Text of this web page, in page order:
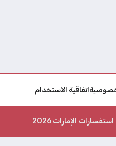
اتفاقية الاستخدام
الإمارات 2026